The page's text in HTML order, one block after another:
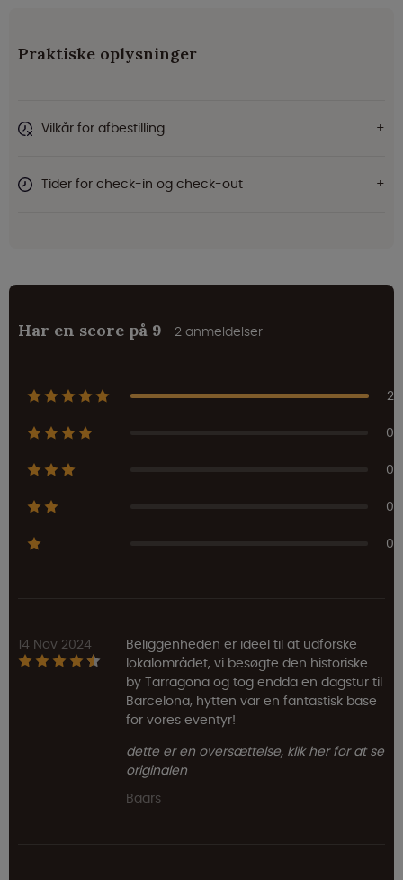
Praktiske oplysninger
Vilkår for afbestilling
Tider for check-in og check-out
Har en score på 9 2 anmeldelser
2
0
0
0
0
14 Nov 2024
Beliggenheden er ideel til at udforske
lokalområdet, vi besøgte den historiske
by Tarragona og tog endda en dagstur til
Barcelona, hytten var en fantastisk base
for vores eventyr!
dette er en oversættelse, klik her for at se
originalen
Baars